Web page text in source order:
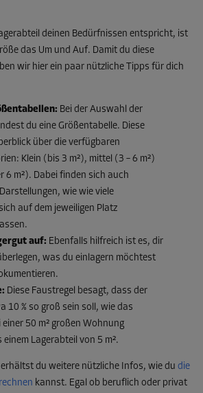
deinen Bedürfnissen entspricht, ist
das Um und Auf. Damit du diese
wir hier ein paar nützliche Tipps für dich
Bei der Auswahl der
du eine Größentabelle. Diese
über die verfügbaren
Klein (bis 3 m²), mittel (3 – 6 m²)
6 m²). Dabei finden sich auch
wie wie viele
auf dem jeweiligen Platz
auf: Ebenfalls hilfreich ist es, dir
was du einlagern möchtest
Diese Faustregel besagt, dass der
10 % so groß sein soll, wie das
einer 50 m² großen Wohnung
Lagerabteil von 5 m².
erhältst du weitere nützliche Infos, wie du die
kannst. Egal ob beruflich oder privat